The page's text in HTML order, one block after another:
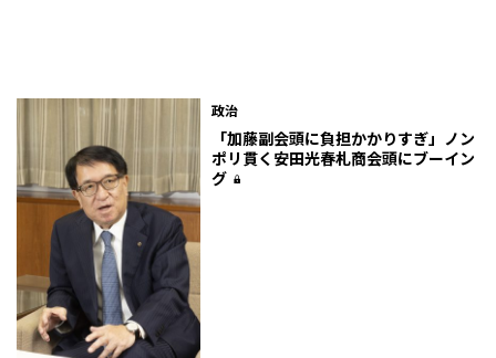
政治
「加藤副会頭に負担かかりすぎ」ノン
ポリ貫く安田光春札商会頭にブーイン
グ